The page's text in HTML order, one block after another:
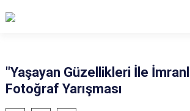
Akıncılar
"Yaşayan Güzellikleri İle
Fotoğraf Yarışması